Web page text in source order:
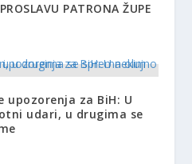
PATRONA ŽUPE
upozorenja za BiH: U
udari, u drugima se